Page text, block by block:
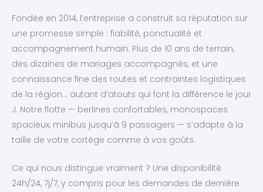
Fondée en 2014, l’entreprise a construit sa réputation sur
une promesse simple : fiabilité, ponctualité et
accompagnement humain. Plus de 10 ans de terrain,
des dizaines de mariages accompagnés, et une
connaissance fine des routes et contraintes logistiques
de la région… autant d’atouts qui font la différence le jour
J. Notre flotte — berlines confortables, monospaces
spacieux, minibus jusqu’à 9 passagers — s’adapte à la
taille de votre cortège comme à vos goûts.
Ce qui nous distingue vraiment ? Une disponibilité
24h/24, 7j/7, y compris pour les demandes de dernière